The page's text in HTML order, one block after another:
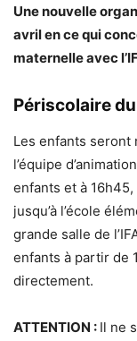
Une nouvelle
avril en ce qui
maternelle avec
Périscolaire
Les enfants seront
l’équipe
enfants et à
jusqu’à l’école
grande salle de
enfants à partir de
directement.
ATTENTION : Il ne